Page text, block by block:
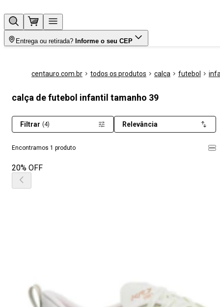
Entrega ou retirada? Informe o seu CEP
centauro.com.br todos os produtos calça futebol
calça de futebol infantil tamanho 39
Encontramos 1 produto
Filtrar (4) Relevância
20% OFF